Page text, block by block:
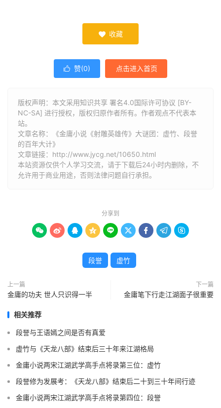
 收藏
 赞(0) 点击进入首页
版权声明：本文采用知识共享 署名4.0国际许可协议 [BY-
NC-SA] 进行授权，版权归原作者所有。作者观点不代表本
站。
文章名称：《金庸小说《射雕英雄传》大谜团：虚竹、段誉
的百年大计》
文章链接： http://www.jycg.net/10650.html
本站资源仅供个人学习交流，请于下载后24小时内删除，不
允许用于商业用途，否则法律问题自行承担。
分享到
        
段誉 虚竹
上一篇
金庸的功夫 世人只识得一半
下一篇
金庸笔下行走江湖面子很重要
相关推荐
段誉与王语嫣之间是否有真爱
虚竹与《天龙八部》结束后三十年来江湖格局
金庸小说两宋江湖武学高手点将录第三位：虚竹
段誉修为发展考：《天龙八部》结束后二十到三十年间行迹
金庸小说两宋江湖武学高手点将录第四位：段誉